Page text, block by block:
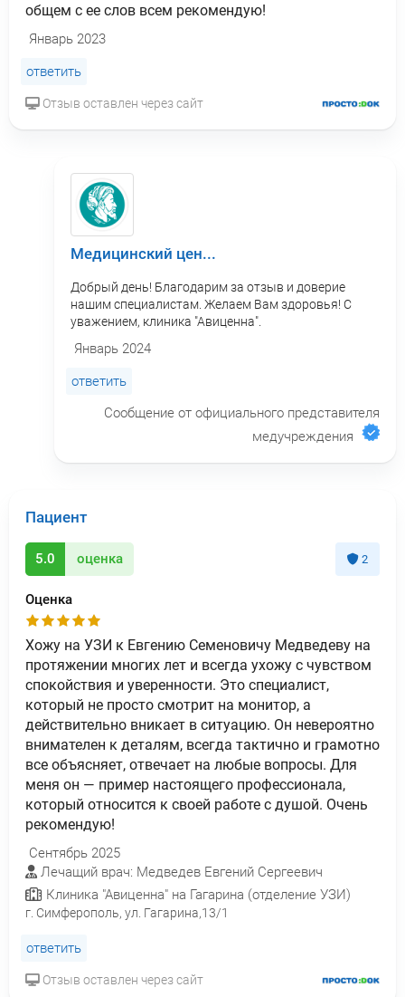
общем с ее слов всем рекомендую!
Январь 2023
ответить
Отзыв оставлен через сайт
Медицинский цен...
Добрый день! Благодарим за отзыв и доверие
нашим специалистам. Желаем Вам здоровья! С
уважением, клиника "Авиценна".
Январь 2024
ответить
Сообщение от официального представителя
медучреждения
Пациент
5.0 оценка 2
Оценка
Хожу на УЗИ к Евгению Семеновичу Медведеву на
протяжении многих лет и всегда ухожу с чувством
спокойствия и уверенности. Это специалист,
который не просто смотрит на монитор, а
действительно вникает в ситуацию. Он невероятно
внимателен к деталям, всегда тактично и грамотно
все объясняет, отвечает на любые вопросы. Для
меня он — пример настоящего профессионала,
который относится к своей работе с душой. Очень
рекомендую!
Сентябрь 2025
Лечащий врач: Медведев Евгений Сергеевич
Клиника "Авиценна" на Гагарина (отделение УЗИ)
г. Симферополь, ул. Гагарина,13/1
ответить
Отзыв оставлен через сайт